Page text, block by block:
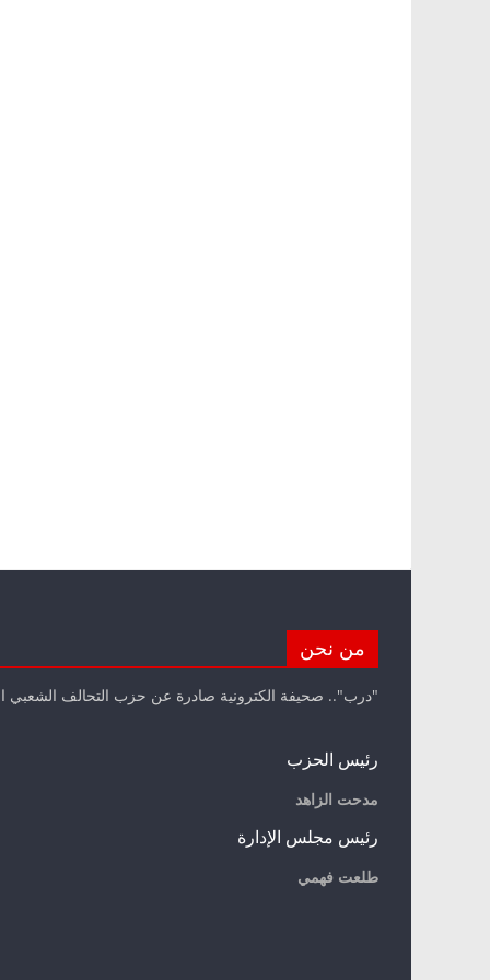
من نحن
"درب".. صحيفة الكترونية صادرة عن حزب التحالف الشعبي
رئيس الحزب
مدحت الزاهد
رئيس مجلس الإدارة
طلعت فهمي